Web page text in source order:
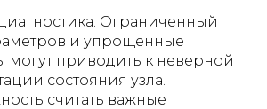
Ограниченный
и упрощенные
могут приводить к неверной
состояния узла.
считать важные